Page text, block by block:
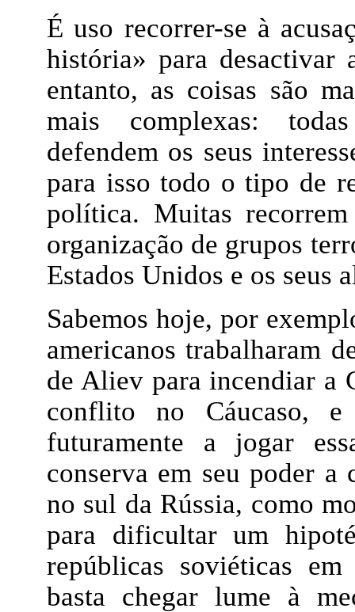
É uso recorrer-se à
história» para desactivar
entanto, as coisas são
mais complexas:
defendem os seus
para isso todo o tipo de
política. Muitas
organização de grupos
Estados Unidos e os seus
Sabemos hoje, por
americanos trabalharam
de Aliev para incendiar a
conflito no Cáucaso, e
futuramente a jogar
conserva em seu poder a
no sul da Rússia, como
para dificultar um
repúblicas soviéticas
basta chegar lume à